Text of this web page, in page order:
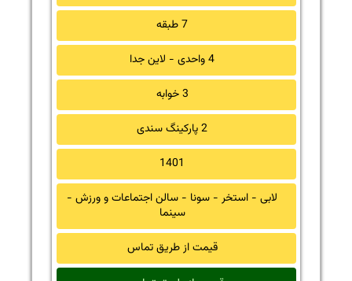
7 طبقه
4 واحدی - لاین جدا
3 خوابه
2 پارکینگ سندی
1401
لابی - استخر - سونا - سالن اجتماعات و ورزش -
سینما
قیمت از طریق تماس